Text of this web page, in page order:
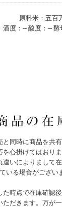
原料米：五百
酒度：-- 酸度：-- 酵
と同時に商品を共
を心掛けてはおり
違いによりまして
ている場合がござい
た時点で在庫確認
ただきます。万が